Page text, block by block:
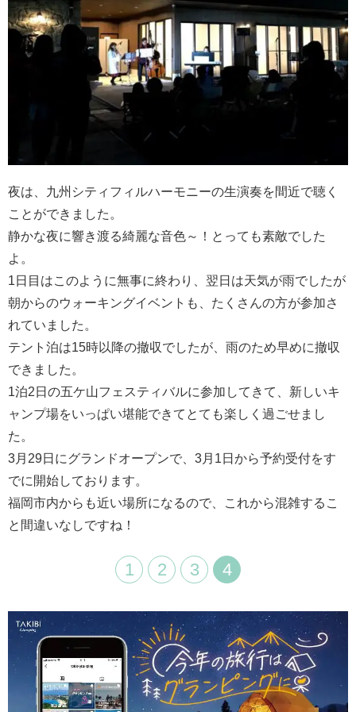
夜は、九州シティフィルハーモニーの生演奏を間近で聴く
ことができました。
静かな夜に響き渡る綺麗な音色～！とっても素敵でした
よ。
1日目はこのように無事に終わり、翌日は天気が雨でしたが
朝からのウォーキングイベントも、たくさんの方が参加さ
れていました。
テント泊は15時以降の撤収でしたが、雨のため早めに撤収
できました。
1泊2日の五ケ山フェスティバルに参加してきて、新しいキ
ャンプ場をいっぱい堪能できてとても楽しく過ごせまし
た。
3月29日にグランドオープンで、3月1日から予約受付をす
でに開始しております。
福岡市内からも近い場所になるので、これから混雑するこ
と間違いなしですね！
1 2 3 4